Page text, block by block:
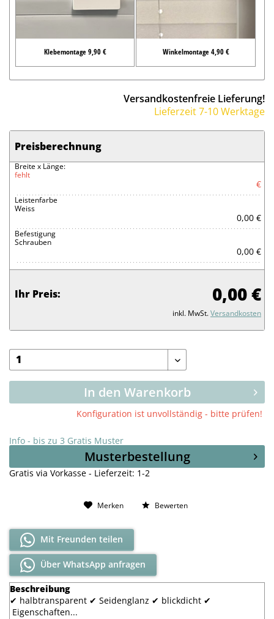
Klebemontage 9,90 € Winkelmontage 4,90 €
Versandkostenfreie Lieferung!
Lieferzeit 7-10 Werktage
Preisberechnung
Breite x Länge:
fehlt
€
Leistenfarbe
Weiss
0,00 €
Befestigung
Schrauben
0,00 €
Ihr Preis: 0,00 €
inkl. MwSt.Versandkosten
In den Warenkorb
Konfiguration ist unvollständig - bitte prüfen!
Musterbestellung
Info - bis zu 3 Gratis Muster
Gratis via Vorkasse - Lieferzeit: 1-2
Merken Bewerten
Mit Freunden teilen
Über WhatsApp anfragen
Beschreibung
✔ halbtransparent ✔ Seidenglanz ✔ blickdicht ✔
Eigenschaften...